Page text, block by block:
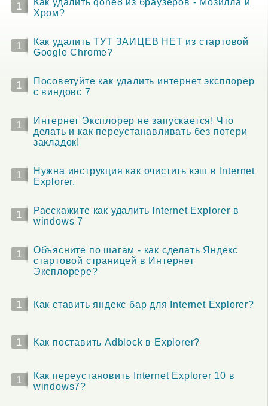
1
Как удалить qone8 из браузеров - Мозилла и
Хром?
1
Как удалить ТУТ ЗАЙЦЕВ НЕТ из стартовой
Google Chrome?
1
Посоветуйте как удалить интернет эксплорер
с виндовс 7
1
Интернет Эксплорер не запускается! Что
делать и как переустанавливать без потери
закладок!
1
Нужна инструкция как очистить кэш в Internet
Explorer.
1
Расскажите как удалить Internet Explorer в
windows 7
1
Объясните по шагам - как сделать Яндекс
стартовой страницей в Интернет
Эксплорере?
1 Как ставить яндекс бар для Internet Explorer?
1 Как поставить Adblock в Explorer?
1
Как переустановить Internet Explorer 10 в
windows7?